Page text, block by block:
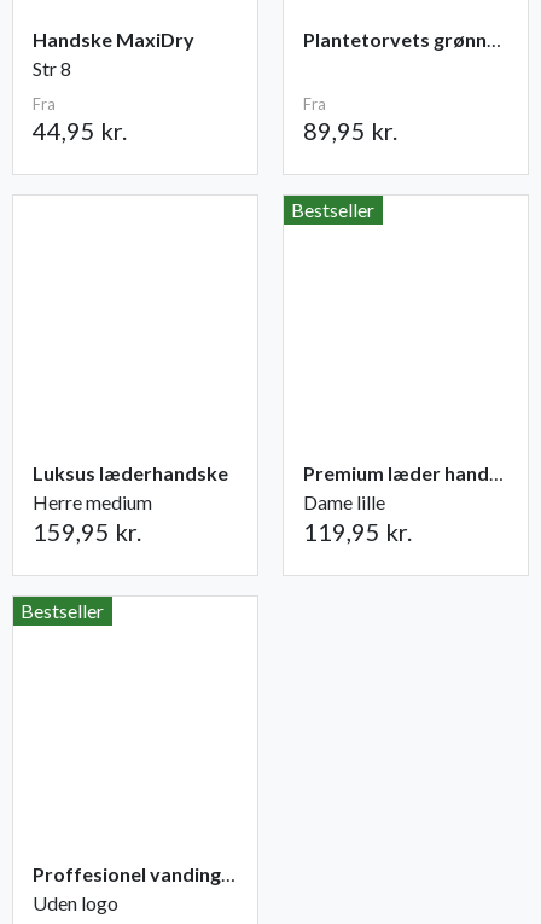
Handske MaxiDry
Str 8
Fra
44,95 kr.
Plantetorvets grønne vandingspose 75 liter
Fra
89,95 kr.
Luksus læderhandske
Herre medium
159,95 kr.
Bestseller
Premium læder handske Flutter
Dame lille
119,95 kr.
Bestseller
Proffesionel vandingspose 100 liter
Uden logo